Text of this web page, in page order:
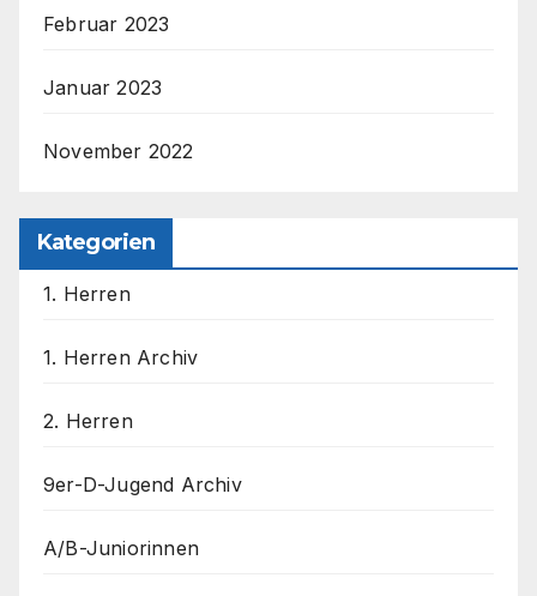
Februar 2023
Januar 2023
November 2022
Kategorien
1. Herren
1. Herren Archiv
2. Herren
9er-D-Jugend Archiv
A/B-Juniorinnen